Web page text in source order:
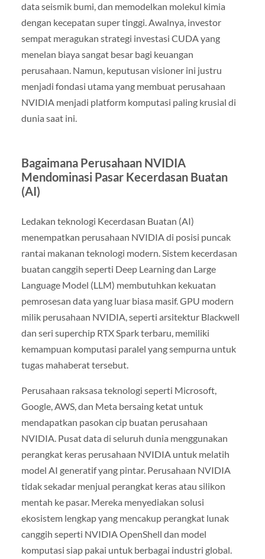
data seismik bumi, dan memodelkan molekul kimia
dengan kecepatan super tinggi. Awalnya, investor
sempat meragukan strategi investasi CUDA yang
menelan biaya sangat besar bagi keuangan
perusahaan. Namun, keputusan visioner ini justru
menjadi fondasi utama yang membuat perusahaan
NVIDIA menjadi platform komputasi paling krusial di
dunia saat ini.
Bagaimana Perusahaan NVIDIA
Mendominasi Pasar Kecerdasan Buatan
(AI)
Ledakan teknologi Kecerdasan Buatan (AI)
menempatkan perusahaan NVIDIA di posisi puncak
rantai makanan teknologi modern. Sistem kecerdasan
buatan canggih seperti Deep Learning dan Large
Language Model (LLM) membutuhkan kekuatan
pemrosesan data yang luar biasa masif. GPU modern
milik perusahaan NVIDIA, seperti arsitektur Blackwell
dan seri superchip RTX Spark terbaru, memiliki
kemampuan komputasi paralel yang sempurna untuk
tugas mahaberat tersebut.
Perusahaan raksasa teknologi seperti Microsoft,
Google, AWS, dan Meta bersaing ketat untuk
mendapatkan pasokan cip buatan perusahaan
NVIDIA. Pusat data di seluruh dunia menggunakan
perangkat keras perusahaan NVIDIA untuk melatih
model AI generatif yang pintar. Perusahaan NVIDIA
tidak sekadar menjual perangkat keras atau silikon
mentah ke pasar. Mereka menyediakan solusi
ekosistem lengkap yang mencakup perangkat lunak
canggih seperti NVIDIA OpenShell dan model
komputasi siap pakai untuk berbagai industri global.